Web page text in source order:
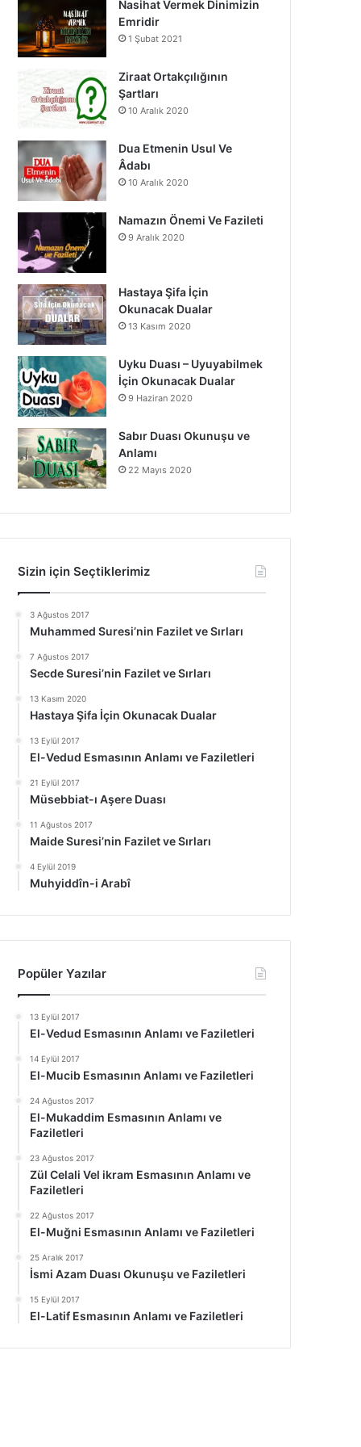
o
o
k
b
g
a
Nasihat Vermek Dinimizin
Emridir
1 Şubat 2021
Ziraat Ortakçılığının
Şartları
10 Aralık 2020
Dua Etmenin Usul Ve
Âdabı
10 Aralık 2020
Namazın Önemi Ve Fazileti
9 Aralık 2020
Hastaya Şifa İçin
Okunacak Dualar
13 Kasım 2020
Uyku Duası – Uyuyabilmek
İçin Okunacak Dualar
9 Haziran 2020
Sabır Duası Okunuşu ve
Anlamı
22 Mayıs 2020
Sizin için Seçtiklerimiz
3 Ağustos 2017
Muhammed Suresi’nin Fazilet ve Sırları
7 Ağustos 2017
Secde Suresi’nin Fazilet ve Sırları
13 Kasım 2020
Hastaya Şifa İçin Okunacak Dualar
13 Eylül 2017
El-Vedud Esmasının Anlamı ve Faziletleri
21 Eylül 2017
Müsebbiat-ı Aşere Duası
11 Ağustos 2017
Maide Suresi’nin Fazilet ve Sırları
4 Eylül 2019
Muhyiddîn-i Arabî
Popüler Yazılar
13 Eylül 2017
El-Vedud Esmasının Anlamı ve Faziletleri
14 Eylül 2017
El-Mucib Esmasının Anlamı ve Faziletleri
24 Ağustos 2017
El-Mukaddim Esmasının Anlamı ve
Faziletleri
23 Ağustos 2017
Zül Celali Vel ikram Esmasının Anlamı ve
Faziletleri
22 Ağustos 2017
El-Muğni Esmasının Anlamı ve Faziletleri
25 Aralık 2017
İsmi Azam Duası Okunuşu ve Faziletleri
15 Eylül 2017
El-Latif Esmasının Anlamı ve Faziletleri